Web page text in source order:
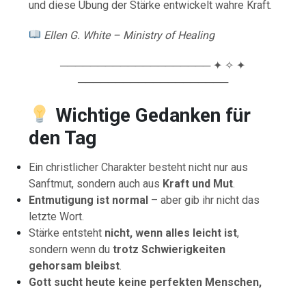
und diese Übung der Stärke entwickelt wahre Kraft.
Ellen G. White – Ministry of Healing
──────────────────── ✦ ✧ ✦
────────────────────
Wichtige Gedanken für
den Tag
Ein christlicher Charakter besteht nicht nur aus
Sanftmut, sondern auch aus Kraft und Mut.
Entmutigung ist normal – aber gib ihr nicht das
letzte Wort.
Stärke entsteht nicht, wenn alles leicht ist,
sondern wenn dutrotz Schwierigkeiten
gehorsam bleibst.
Gott sucht heute keine perfekten Menschen,